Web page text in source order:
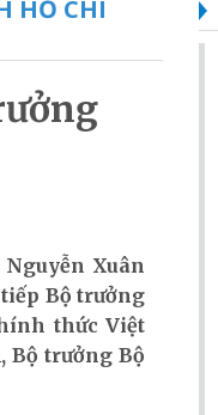
HỒ CHÍ
Nguyễn Xuân
Bộ trưởng
thức Việt
Bộ trưởng Bộ